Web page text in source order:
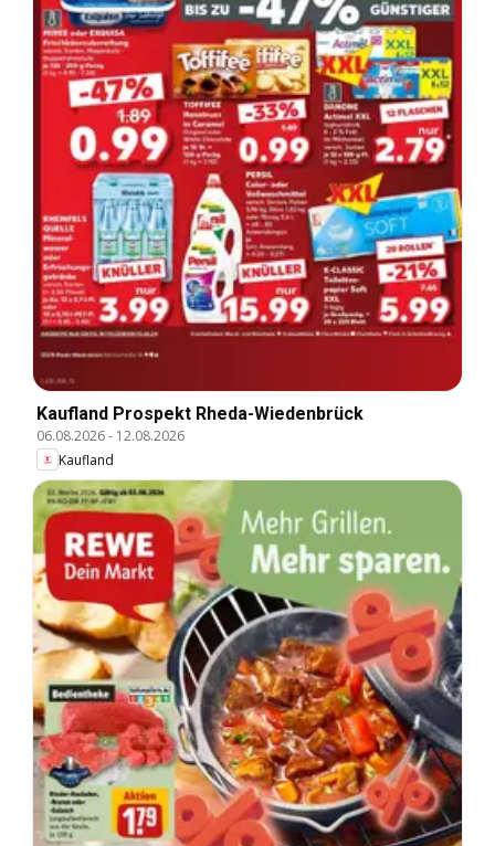
Kaufland Prospekt Rheda-Wiedenbrück
06.08.2026- 12.08.2026
Kaufland